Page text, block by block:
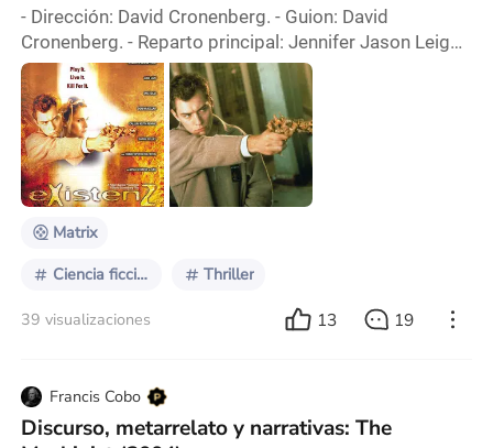
- Dirección: David Cronenberg. - Guion: David
Cronenberg. - Reparto principal: Jennifer Jason Leigh,
Jude Law, Ian Holm, Willem Dafoe. - Música: Howard
Shore. - Fotografía: Peter Suschitzky. - Género: Ciencia
Ficción. Thriller. - Duración: 97 minutos. - Presupuesto:
15 millones de dólares. - Recaudación: 2.900.000
dólares aprox. - Argumento: Estamos ante una
sociedad en la que los diseñadores de v
Matrix
Ciencia ficción Thriller
39 visualizaciones 13 19
Francis Cobo
Discurso, metarrelato y narrativas: The